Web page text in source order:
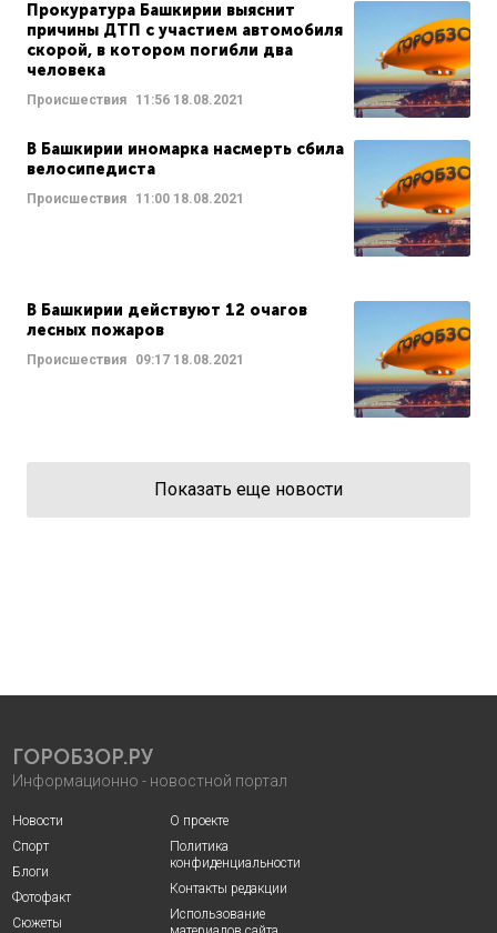
Прокуратура Башкирии выяснит
причины ДТП с участием автомобиля
скорой, в котором погибли два
человека
Происшествия 11:56 18.08.2021
В Башкирии иномарка насмерть сбила
велосипедиста
Происшествия 11:00 18.08.2021
В Башкирии действуют 12 очагов
лесных пожаров
Происшествия 09:17 18.08.2021
Показать еще новости
ГОРОБЗОР.РУ
Информационно - новостной портал
Новости
Спорт
Блоги
Фотофакт
Сюжеты
О проекте
Политика
конфиденциальности
Контакты редакции
Использование